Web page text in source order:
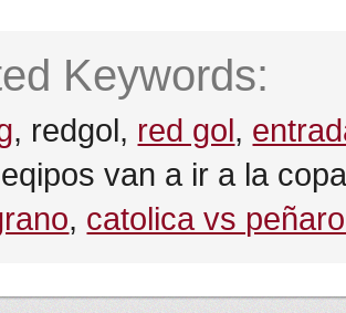
Keywords:
, redgol, red gol,
van a ir a la
, catolica vs